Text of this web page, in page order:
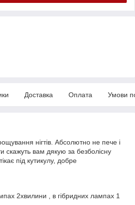
Доставка Оплата Умови
нігтів. Абсолютно не пече і
скажуть вам дякую за безболісну
під кутикулу, добре
2хвилини , в гібридних лампах 1